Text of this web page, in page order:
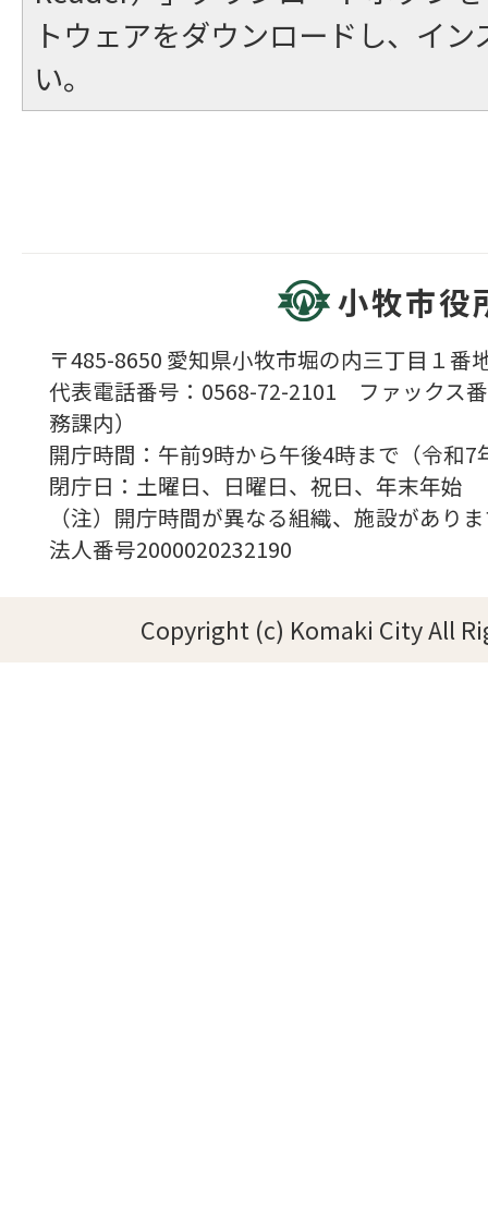
トウェアをダウンロードし、イ
い。
小牧市役
〒485-8650 愛知県小牧市堀の内三丁目１番
代表電話番号：0568-72-2101 ファックス
務課内）
開庁時間：午前9時から午後4時まで（令
閉庁日：土曜日、日曜日、祝日、年末年始
（注）開庁時間が異なる組織、施設があり
法人番号2000020232190
Copyright (c) Komaki City All